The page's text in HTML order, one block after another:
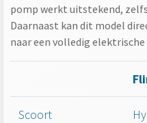
pomp werkt uitstekend,
Daarnaast kan dit model
naar een volledig
Scoort